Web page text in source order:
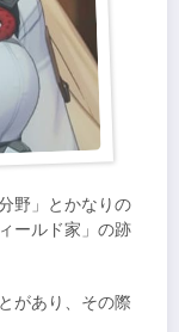
野」とかなりの
ールド家」の跡
があり、その際